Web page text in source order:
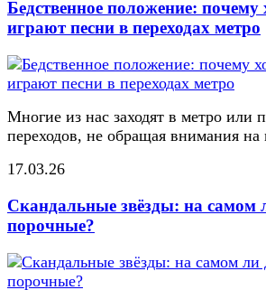
Бедственное положение:
играют песни в переходах метро
Многие из нас заходят в метро или
переходов, не обращая внимания
17.03.26
Скандальные звёзды: на самом
порочные?